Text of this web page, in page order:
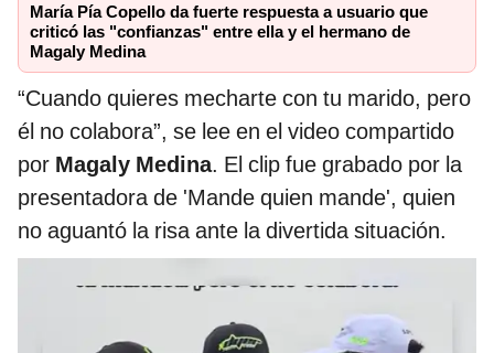
María Pía Copello da fuerte respuesta a usuario que
criticó las "confianzas" entre ella y el hermano de
Magaly Medina
“Cuando quieres mecharte con tu marido, pero
él no colabora”, se lee en el video compartido
por Magaly Medina. El clip fue grabado por la
presentadora de 'Mande quien mande', quien
no aguantó la risa ante la divertida situación.